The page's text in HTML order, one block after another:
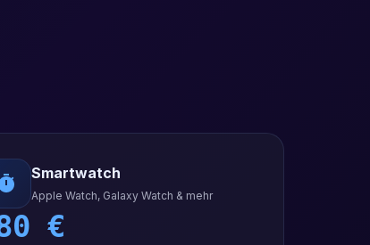
Smartwatch
Apple Watch, Galaxy Watch & mehr
€